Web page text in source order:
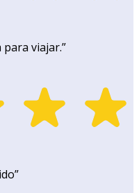
viajar.”
”